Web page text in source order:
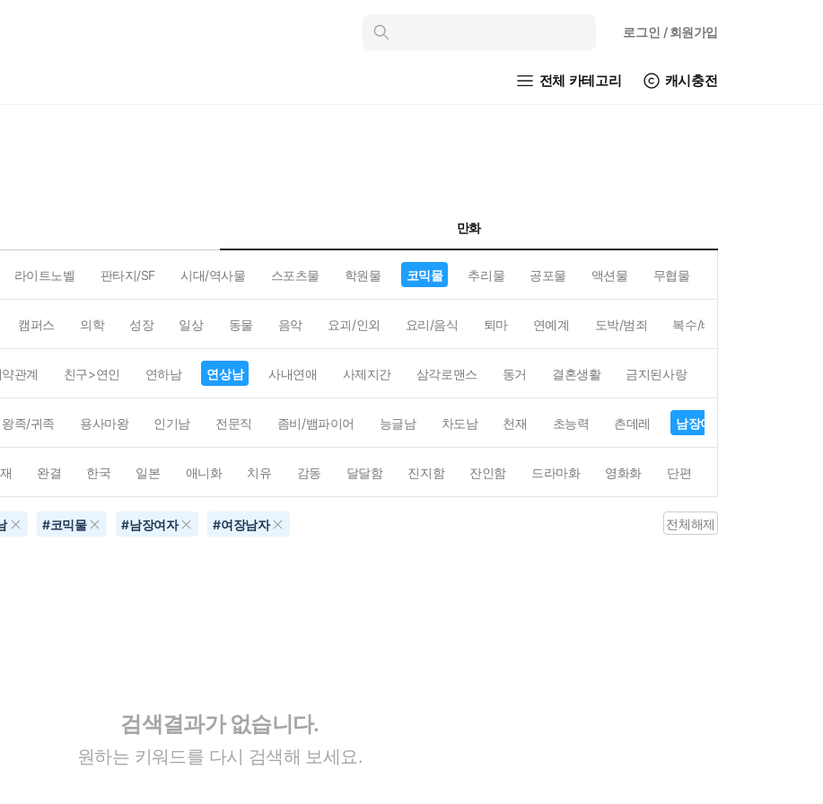
인
로그인 / 회원가입
전체 카테고리 캐시충전
만화
라이트노벨 판타지/SF 시대/역사물 스포츠물 학원물 코믹물 추리물 공포물 액션물 무협물
캠퍼스 의학 성장 일상 동물 음악 요괴/인외 요리/음식 퇴마 연예계 도박/범죄 복수/배신
약관계 친구>연인 연하남 연상남 사내연애 사제지간 삼각로맨스 동거 결혼생활 금지된사랑
왕족/귀족 용사마왕 인기남 전문직 좀비/뱀파이어 능글남 차도남 천재 초능력 츤데레 남장여자
완결 한국 일본 애니화 치유 감동 달달함 진지함 잔인함 드라마화 영화화 단편
#코믹물 #남장여자 #여장남자 전체해제
검색결과가 없습니다.
원하는 키워드를 다시 검색해 보세요.